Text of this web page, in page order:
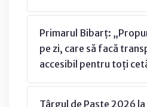
Primarul Bibarț:
pe zi, care să facă
accesibil pentru toți
Târgul de Paște 2026 la